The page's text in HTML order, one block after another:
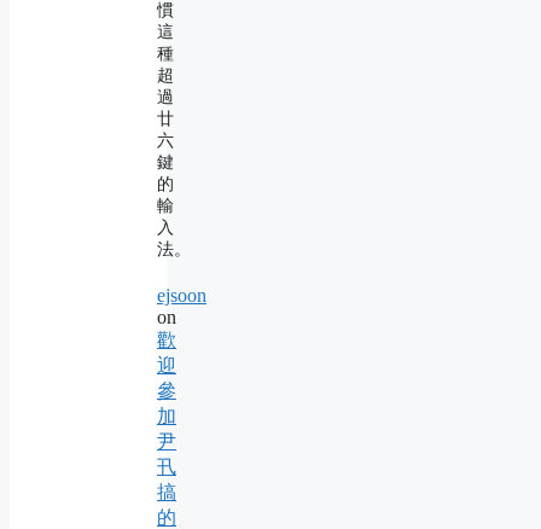
慣
這
種
超
過
廿
六
鍵
的
輸
入
法。
ejsoon
on
歡
迎
參
加
尹
卂
搞
的